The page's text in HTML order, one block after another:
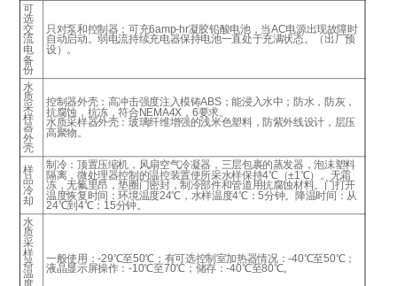
可
选
交
流
电
备
份
只对泵和控制器：可充6amp-hr凝胶铅酸电池，当AC电源出现故障时
自动启动。弱电流持续充电器保持电池一直处于充满状态。（出厂预
设）。
水
质
采
样
器
外
壳
控制器外壳：高冲击强度注入模铸ABS；能浸入水中；防水，防灰，
抗腐蚀，抗冻，符合NEMA4X，6要求。
水质采样器外壳：玻璃纤维增强的浅米色塑料，防紫外线设计，层压
高聚物。
样
品
冷
却
制冷：顶置压缩机，风扇空气冷凝器，三层包裹的蒸发器，泡沫塑料
隔离，微处理器控制的温控装置使所采水样保持4℃（±1℃）。无霜
冻，无氟里昂，垫圈门密封，制冷部件和管道用抗腐蚀材料。门打开
温度恢复时间：环境温度24℃，水样温度4℃：5分钟。降温时间：从
24℃到4℃：15分钟。
水
质
采
样
器
温
一般使用：-29℃至50℃；有可选控制室加热器情况：-40℃至50℃；
液晶显示屏操作：-10℃至70℃；储存：-40℃至80℃。